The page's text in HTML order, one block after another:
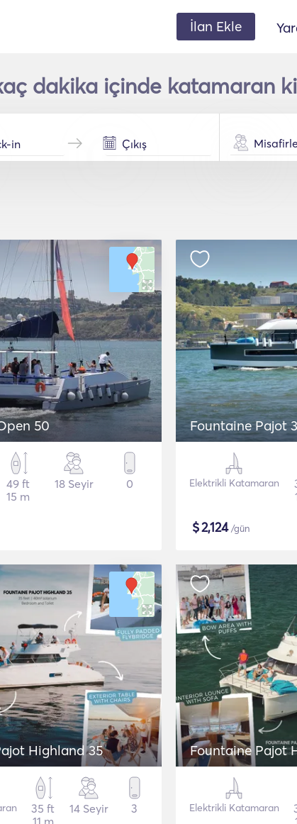
İlan Ekle
dakika içinde katamaran
50
49 ft
15 m
18 Seyir 0
Fountaine Pajot
Elektrikli Katamaran
$2,124/gün
Highland 35
35 ft
11 m
14 Seyir 3
Fountaine Pajot
Elektrikli Katamaran